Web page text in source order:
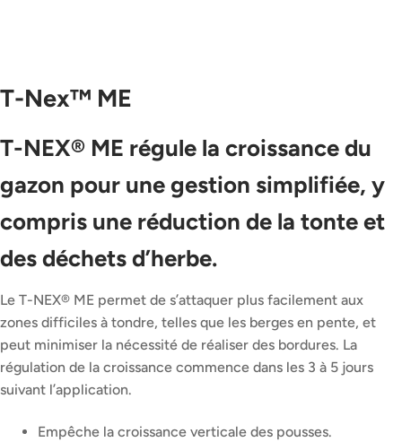
T-Nex™ ME
T-NEX® ME régule la croissance du
gazon pour une gestion simplifiée, y
compris une réduction de la tonte et
des déchets d’herbe.
Le T-NEX® ME permet de s’attaquer plus facilement aux
zones difficiles à tondre, telles que les berges en pente, et
peut minimiser la nécessité de réaliser des bordures. La
régulation de la croissance commence dans les 3 à 5 jours
suivant l’application.
Empêche la croissance verticale des pousses.